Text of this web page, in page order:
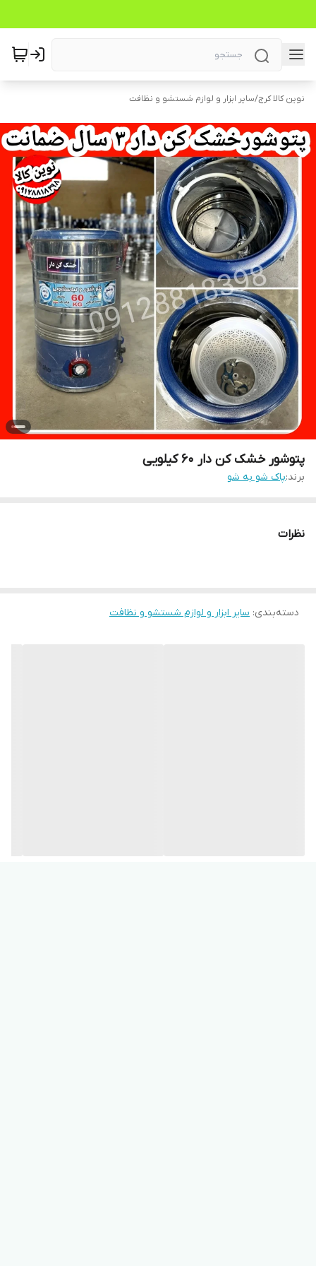
نوین کالا کرج/سایر ابزار و لوازم شستشو و نظافت
پتوشور خشک کن دار ۶۰ کیلویی
برند:پاک شو به شو
نظرات
دسته‌بندی: سایر ابزار و لوازم شستشو و نظافت